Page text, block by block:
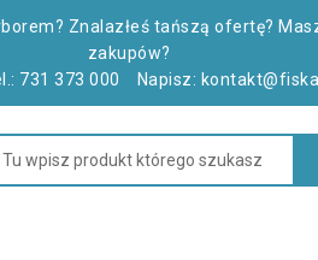
Znalazłeś tańszą ofertę?
zakupów?
731 373 000 Napisz: